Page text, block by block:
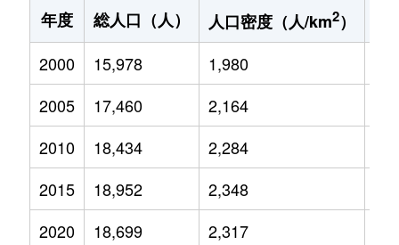
年度
総人口（人） 人口密度（人/km2）
2000
15,978 1,980
2005
17,460 2,164
2010
18,434 2,284
2015
18,952 2,348
2020
18,699 2,317